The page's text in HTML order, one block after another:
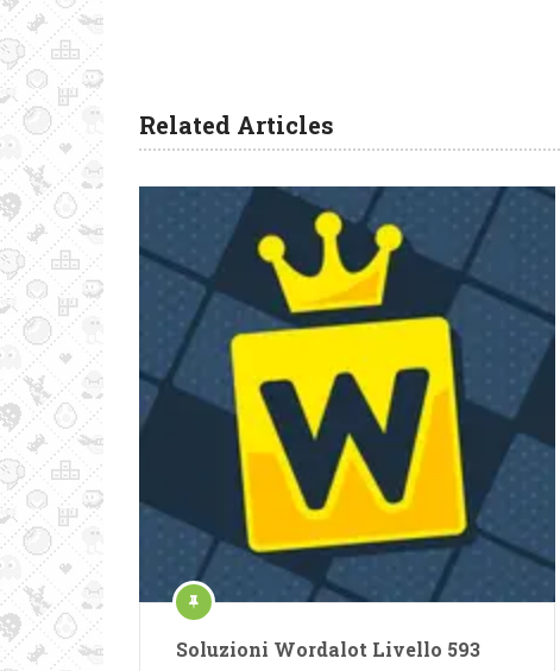
Related Articles
Soluzioni Wordalot Livello 593